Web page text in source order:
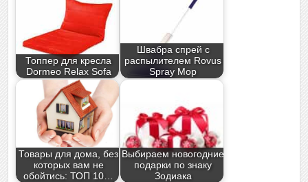
Топпер для кресла
Dormeo Relax Sofa
Швабра спрей с
распылителем Rovus
Spray Mop
Товары для дома, без
которых вам не
обойтись: ТОП 10…
Выбираем новогодние
подарки по знаку
Зодиака